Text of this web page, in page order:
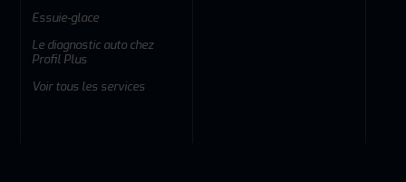
Essuie-glace
Le diagnostic auto chez
Profil Plus
Voir tous les services